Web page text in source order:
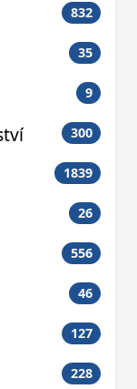
832
35
9
300
1839
26
556
46
127
228